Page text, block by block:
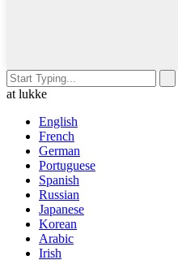
at lukke
English
French
German
Portuguese
Spanish
Russian
Japanese
Korean
Arabic
Irish